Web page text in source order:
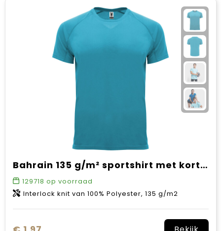
Bahrain 135 g/m² sportshirt met korte mouwen voor heren
129718 op voorraad
Interlock knit van 100% Polyester, 135 g/m2